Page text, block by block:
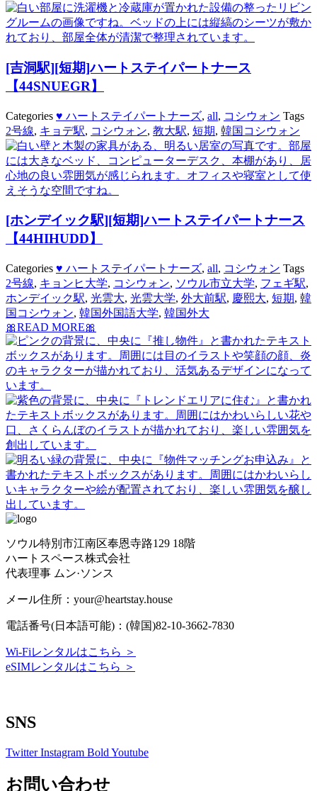
[吉洞駅][短期]ハートステイパートナース
【44SNUEGR】
Categories ♥ ハートステイパートナーズ, all, コシウォン Tags
2号線, キョデ駅, コシウォン, 教大駅, 短期, 韓国コシウォン
[ホンデイック駅][短期]ハートステイパートナース
【44HIHUDD】
Categories ♥ ハートステイパートナーズ, all, コシウォン Tags
2号線, キョンヒ大学, コシウォン, ソウル市立大学, フェギ駅,
ホンデイック駅, 光雲大, 光雲大学, 外大前駅, 慶熙大, 短期, 韓
国コシウォン, 韓国外国語大学, 韓国外大
🎀READ MORE🎀
ソウル特別市江南区奉恩寺路129 18階
ハートスペース株式会社
代表理事 ムン·ソンス
メール住所：your@heartstay.house
電話番号(日本語可能)：(韓国)82-10-3662-7830
Wi-Fiレンタルはこちら ＞
eSIMレンタルはこちら ＞
SNS
Twitter Instagram Bold Youtube
お問い合わせ